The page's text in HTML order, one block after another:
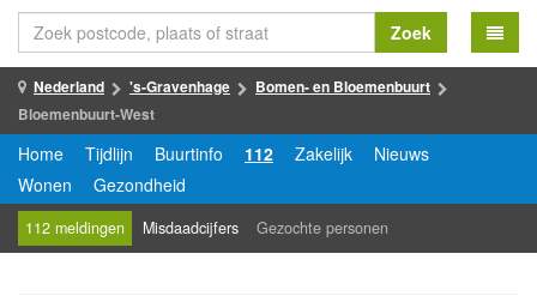
Zoek
Nederland 's-Gravenhage
Bomen- en Bloemenbuurt
Bloemenbuurt-West
Home Tijdlijn Buurtinfo 112 Zakelijk
Nieuws
Wonen
Gezondheid
112 meldingen Misdaadcijfers Gezochte personen